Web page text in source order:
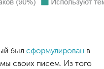
был сформулирован в
своих писем. Из того